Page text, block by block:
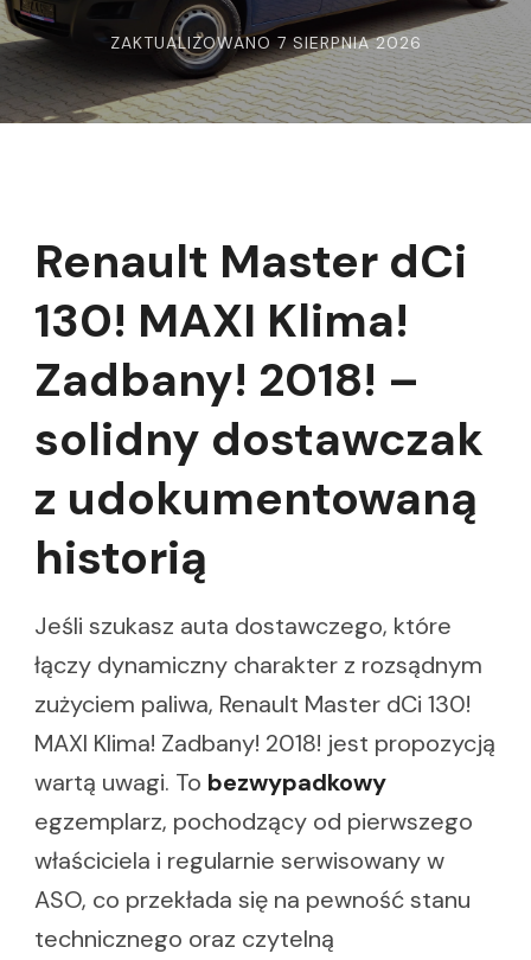
ZAKTUALIZOWANO7 SIERPNIA 2026
Renault Master dCi
130! MAXI Klima!
Zadbany! 2018! –
solidny dostawczak
z udokumentowaną
historią
Jeśli szukasz auta dostawczego, które
łączy dynamiczny charakter z rozsądnym
zużyciem paliwa, Renault Master dCi 130!
MAXI Klima! Zadbany! 2018! jest propozycją
wartą uwagi. To bezwypadkowy
egzemplarz, pochodzący od pierwszego
właściciela i regularnie serwisowany w
ASO, co przekłada się na pewność stanu
technicznego oraz czytelną